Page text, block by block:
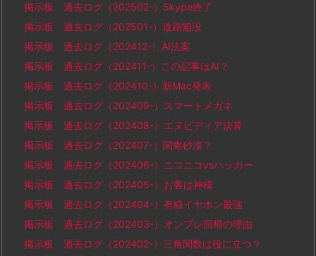
掲示板 過去ログ（202502-）Skype終了
掲示板 過去ログ（202501-）道路陥没
掲示板 過去ログ（202412-）AI法案
掲示板 過去ログ（202411-）この記事はAI？
掲示板 過去ログ（202410-）新Mac発表
掲示板 過去ログ（202409-）スマートメガネ
掲示板 過去ログ（202408-）エヌビディア決算
掲示板 過去ログ（202407-）関東砂漠？
掲示板 過去ログ（202406-）ニコニコvsハッカー
掲示板 過去ログ（202405-）お客は神様
掲示板 過去ログ（202404-）有線イヤホン最強
掲示板 過去ログ（202403-）オンプレ回帰の理由
掲示板 過去ログ（202402-）三角関数は役に立つ？